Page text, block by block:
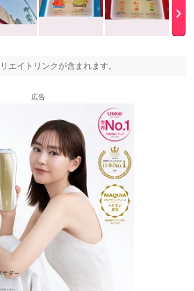
›
エイトリンクが含まれます。
広告